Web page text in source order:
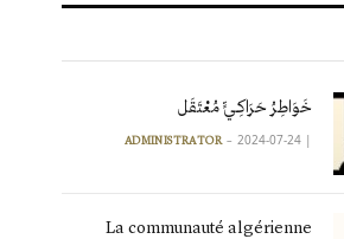
خَوَاطِرُ حَرَاكِـيٍّ مُعْتَقَل
|
ADMINISTRATOR 2024-07-24
La communauté algérienne